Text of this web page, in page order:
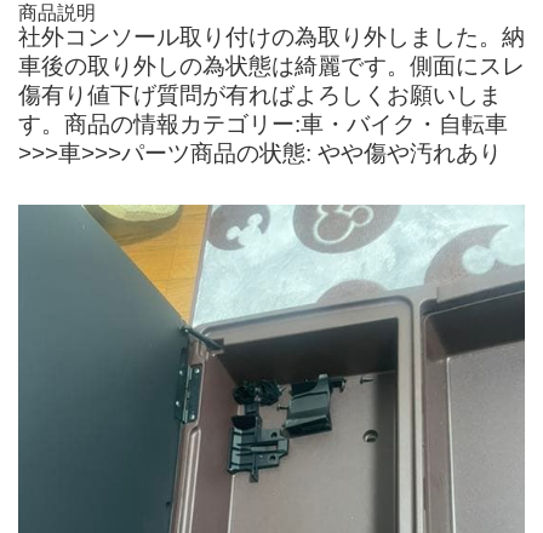
商品説明
社外コンソール取り付けの為取り外しました。納
車後の取り外しの為状態は綺麗です。側面にスレ
傷有り値下げ質問が有ればよろしくお願いしま
す。商品の情報カテゴリー:車・バイク・自転車
>>>車>>>パーツ商品の状態: やや傷や汚れあり